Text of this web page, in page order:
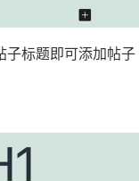
子标题即可添加帖子